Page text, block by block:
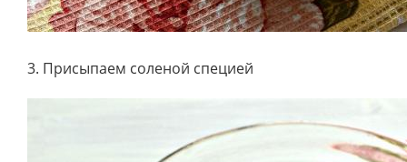
3. Присыпаем соленой специей